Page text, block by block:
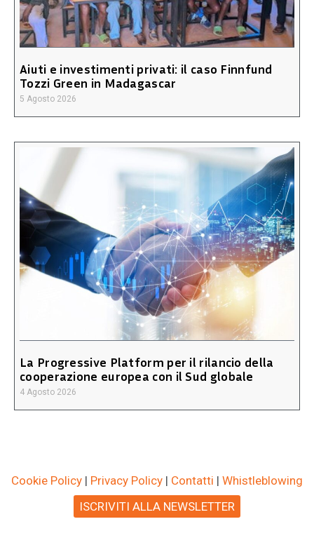
Aiuti e investimenti privati: il caso Finnfund
Tozzi Green in Madagascar
5 Agosto 2026
La Progressive Platform per il rilancio della
cooperazione europea con il Sud globale
4 Agosto 2026
Cookie Policy | Privacy Policy | Contatti | Whistleblowing
ISCRIVITI ALLA NEWSLETTER